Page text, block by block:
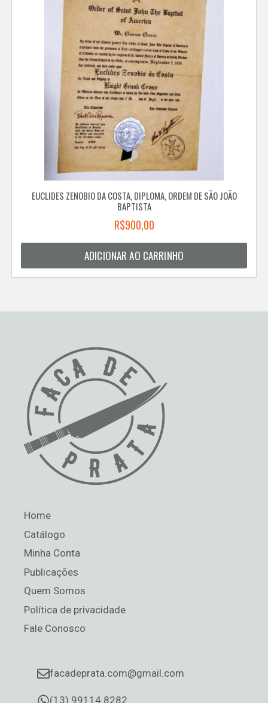
EUCLIDES ZENOBIO DA COSTA, DIPLOMA, ORDEM DE SÃO JOÃO
BAPTISTA
R$900,00
ADICIONAR AO CARRINHO
Home
Catálogo
Minha Conta
Publicações
Quem Somos
Política de privacidade
Fale Conosco
facadeprata.com@gmail.com
(13) 99114 8282